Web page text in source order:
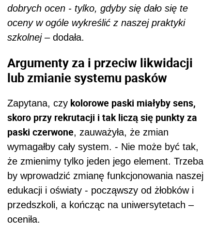
dobrych ocen - tylko, gdyby się dało się te
oceny w ogóle wykreślić z naszej praktyki
szkolnej – dodała.
Argumenty za i przeciw likwidacji
lub zmianie systemu pasków
Zapytana, czy kolorowe paski miałyby sens,
skoro przy rekrutacji i tak liczą się punkty za
paski czerwone, zauważyła, że zmian
wymagałby cały system. - Nie może być tak,
że zmienimy tylko jeden jego element. Trzeba
by wprowadzić zmianę funkcjonowania naszej
edukacji i oświaty - począwszy od żłobków i
przedszkoli, a kończąc na uniwersytetach –
oceniła.